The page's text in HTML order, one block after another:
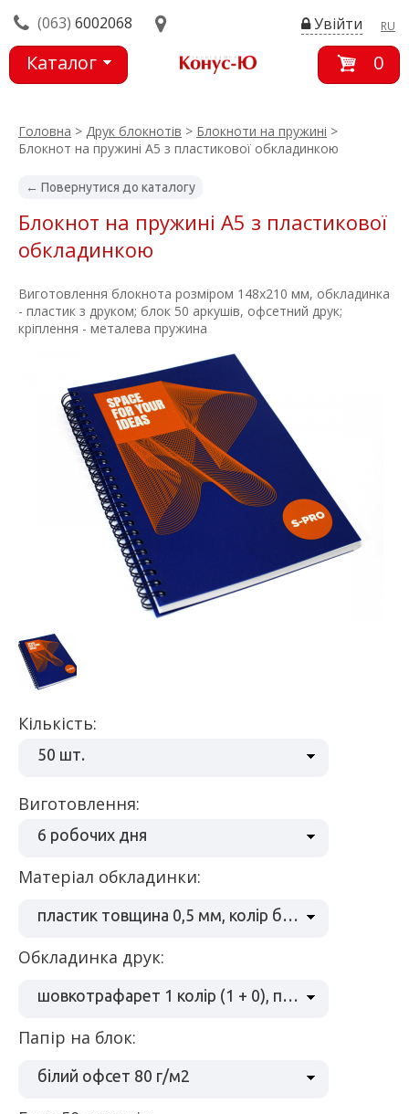
(063) 6002068 RU
Увійти
Каталог
0
Головна > Друк блокнотів > Блокноти на пружині >
Блокнот на пружині А5 з пластикової обкладинкою
← Повернутися до каталогу
Блокнот на пружині А5 з пластикової
обкладинкою
Виготовлення блокнота розміром 148х210 мм, обкладинка
- пластик з друком; блок 50 аркушів, офсетний друк;
кріплення - металева пружина
Кількість:
50 шт.
Виготовлення:
6 робочих дня
Матеріал обкладинки:
пластик товщина 0,5 мм, колір білий
Обкладинка друк:
шовкотрафарет 1 колір (1 + 0), пантон
Папір на блок:
білий офсет 80 г/м2